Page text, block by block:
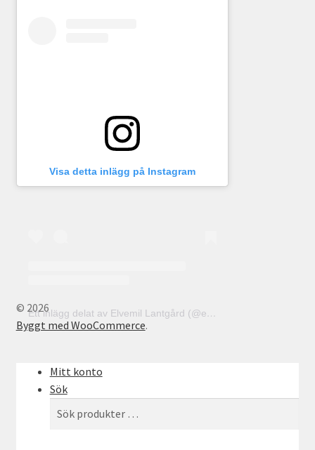
Visa detta inlägg på Instagram
© 2026
Byggt med WooCommerce.
Mitt konto
Sök